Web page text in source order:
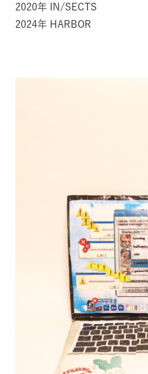
2020年 IN/SECTS
2024年 HARBOR